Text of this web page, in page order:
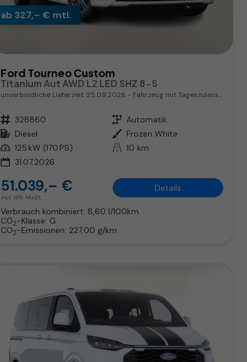
ab 327,– € mtl.
Ford Tourneo Custom
Titanium Aut AWD L2 LED SHZ 8-S
unverbindliche Lieferzeit:25.09.2026 Fahrzeug mit Tageszulassung
Fahrzeugnr. 328860 Getriebe Automatik
Kraftstoff Diesel Außenfarbe Frozen White
Leistung 125 kW (170 PS) Kilometerstand 10 km
31.07.2026
51.039,– €
incl. 19% MwSt.
Details
Verbrauch kombiniert: 8,60 l/100km
CO2-Klasse: G
CO2-Emissionen: 227,00 g/km